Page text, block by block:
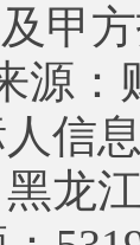
甲
源：
信
龙